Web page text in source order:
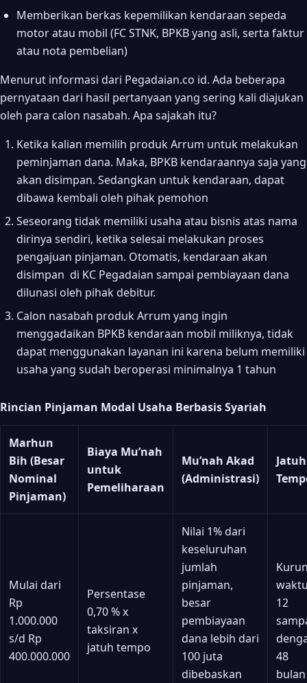
Memberikan berkas kepemilikan kendaraan sepeda
motor atau mobil (FC STNK, BPKB yang asli, serta faktur
atau nota pembelian)
Menurut informasi dari Pegadaian.co id. Ada beberapa
pernyataan dari hasil pertanyaan yang sering kali diajukan
oleh para calon nasabah. Apa sajakah itu?
Ketika kalian memilih produk Arrum untuk melakukan
peminjaman dana. Maka, BPKB kendaraannya saja yang
akan disimpan. Sedangkan untuk kendaraan, dapat
dibawa kembali oleh pihak pemohon
Seseorang tidak memiliki usaha atau bisnis atas nama
dirinya sendiri, ketika selesai melakukan proses
pengajuan pinjaman. Otomatis, kendaraan akan
disimpan di KC Pegadaian sampai pembiayaan dana
dilunasi oleh pihak debitur.
Calon nasabah produk Arrum yang ingin
menggadaikan BPKB kendaraan mobil miliknya, tidak
dapat menggunakan layanan ini karena belum memiliki
usaha yang sudah beroperasi minimalnya 1 tahun
Rincian Pinjaman Modal Usaha Berbasis Syariah
Marhun
Bih (Besar
Nominal
Pinjaman)
Biaya Mu’nah
untuk
Pemeliharaan
Mu’nah Akad
(Administrasi)
Jatuh
Mulai dari
Rp
1.000.000
s/d Rp
400.000.000
Persentase
0,70 % x
taksiran x
jatuh tempo
Nilai 1% dari
keseluruhan
jumlah
pinjaman,
besar
pembiayaan
dana lebih dari
100 juta
dibebaskan
12
48
bulan